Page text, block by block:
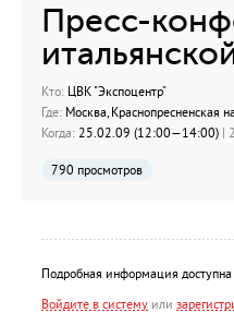
Пресс-
Кто: ЦВК "Экспоцентр"
Где: Москва, Краснопресненская
Когда: 25.02.09 (12:00—14:00)
790 просмотров
Подробная информация доступна
Войдите в систему или